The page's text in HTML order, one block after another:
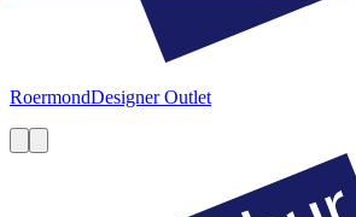
RoermondDesigner Outlet